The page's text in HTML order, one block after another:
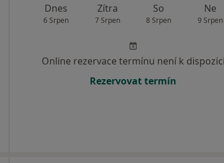
Dnes
6 Srpen
Zítra
7 Srpen
So
8 Srpen
Ne
9 Srpen
Online rezervace termínu není k dispozici
Rezervovat termín